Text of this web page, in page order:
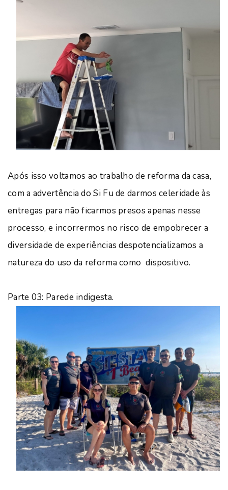
Após isso voltamos ao trabalho de reforma da casa,
com a advertência do Si Fu de darmos celeridade às
entregas para não ficarmos presos apenas nesse
processo, e incorrermos no risco de empobrecer a
diversidade de experiências despotencializamos a
natureza do uso da reforma como dispositivo.
Parte 03: Parede indigesta.